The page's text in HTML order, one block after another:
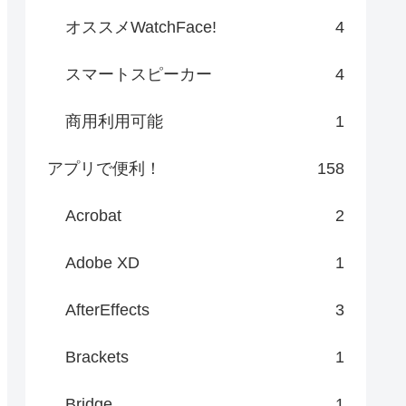
オススメWatchFace! 4
スマートスピーカー 4
商用利用可能 1
アプリで便利！ 158
Acrobat 2
Adobe XD 1
AfterEffects 3
Brackets 1